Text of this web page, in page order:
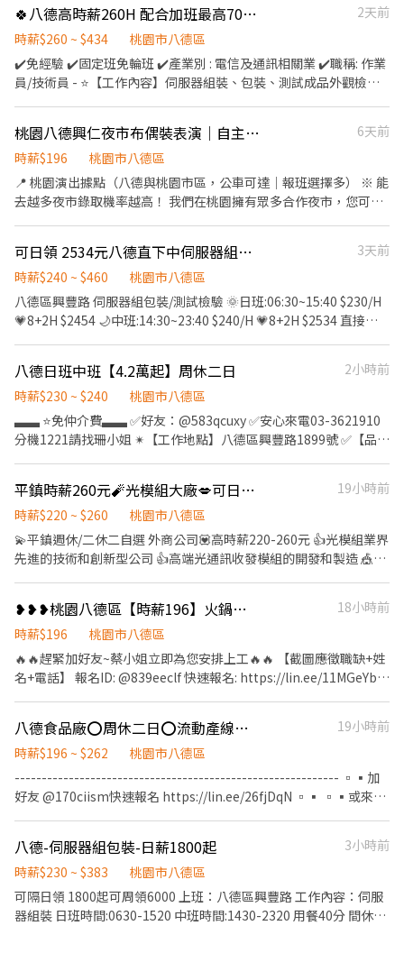
@) ➡️點擊快速✚好友： https://lin.ee/o0sJSJk ☎️預約專線：
0965-236580
🍀八德高時薪260H 配合加班最高70K以上 電子廠組包裝人員 #週休二日 #書審即可
2天前
時薪$260 ~ $434
桃園市八德區
✔️免經驗 ✔️固定班免輪班 ✔️產業別 : 電信及通訊相關業 ✔️職稱: 作業
員/技術員 - ⭐【工作內容】伺服器組裝、包裝、測試成品外觀檢驗
需配合久站 / 搬重 / 加班 (日班往後配合加班/中班往前配合加班) - ⏰
【用餐時間】:50分鐘/上、下午間休各10分鐘 供餐:購買餐卷每餐80
- ⭐【薪資架構】 【日班】 06:30-15:40 (如加班是延後加班) 時薪
230+20 整月44K起 加班費計算:平日2456 週六2920 週日3680 -
勵獎金／時 中班： 240 + 20 激勵獎金／時 激勵條件： • 當月出勤
異常少於 2 次（含） • 不足月者少於 1 次（含） 加班費： • 以日
⭐⭐須配合搬重物 最重約30公斤 ⭐⭐ -
__________________________________ 【快速應徵】 👉快速
預約找工作☞Conbiz康彼斯- 胡先生 Ivan 📞來電預約專線：02-
6604-2814 👉𝑳𝒊𝒏𝒆 𝑰𝑫：@911hcuni 👉𝑳𝒊𝒏𝒆連結 :
可預約 ※請提供：姓名/電話/應徵職缺截圖 即可立即協助應徵!
桃園八德興仁夜市布偶裝表演｜自主報班・無經驗可
6天前
時薪$196
桃園市八德區
📍 桃園演出據點（八德與桃園市區，公車可達｜報班選擇多） ※ 能
去越多夜市錄取機率越高！ 我們在桃園擁有眾多合作夜市，您可以
中壢夜市….。 其他場地時薪250元場地： ・璟都好夜市（桃園市
桃園區）｜週二、週六 ……更多場地無法列舉，請見諒。 🚇 交
通：八德與桃園市區，公車可達，下課下班順路上工。 班表上沒有
列出的夜市或場地也能報名嗎？當然可以！ 只要您有想去的夜市、
商圈或適合演出的地點，歡迎主動洽詢，我們都可以為您協調排
正能量 ・自主報班制：上班時間與地點由您決定，依每週行程、體
力狀況靈活報名，享受真正的「工作自由」。 ・新手友善機制：擔
後再開始長期排班。 ・天天有場次：週一至週日每天都有場次可報
名，多點任您挑選，想賺錢、想運動隨時都有機會。 ・邊賺錢邊健
身：適合愛活動、想瘦身的夥伴。穿著可愛布偶裝與民眾互動，成
就感滿分。 ・大方展現自我：只要您覺得可愛，跳舞、揮手、搞
驗、長期穩定合作。 ・新手試作：初次報班請註明「新人」，可先
安排 1～2 小時體驗。 ・適合對象：性格開朗、喜歡小孩、體力耐
力佳者。 ・可跨場次排班者優先（一週能配合 3 天以上尤佳）。 ・
布偶裝、道具、飲水公司全部提供，自己不用準備任何東西，也不
用先付任何費用。 ・全台皆有團隊：桃城義演團服務範圍涵蓋全台
灣。除了北北基桃，中彰雲嘉南、高屏亦有據點，歡迎各地夥伴加
入或介紹朋友！ 📝 面試怎麼進行 面試就在夜市現場，只需要配合 1
個小時，不用整場，當天就能看到實際工作的樣子，覺得合適再繼
續排班，不勉強。
可日領 2534元八德直下中伺服器組包裝-Q
3天前
時薪$240 ~ $460
桃園市八德區
八德區興豐路 伺服器組包裝/測試檢驗 🌞日班:06:30~15:40 $230/H
💗8+2H $2454 🌙中班:14:30~23:40 $240/H 💗8+2H $2534 直接中
休各10分鐘 🔺需搬重 ++要就快預約應徵++ 💍高小姐 0906553587
💎請加好友 @547bkgck 🎃https://lin.ee/gASn7Q6 🟣意者先傳截
圖及告知大名+電話 謝
八德日班中班【4.2萬起】周休二日
2小時前
時薪$230 ~ $240
桃園市八德區
▃▃ ⭐️免仲介費▃▃ ✅好友：@583qcuxy ✅安心來電03-3621910
分機1221請找珊小姐 ✴【工作地點】八德區興豐路1899號 ✅【品牌
免輪班▼▃▃▃ ✴️【日班】06:30~15:40 ✴️【薪水】$230/時 ✴️【中
班】14:30~23:40 ✴️【薪水】$240/時 ▃▃▃▼ 重點介紹 ▼▃▃▃
☑️【工作內容】：組裝、測試、包裝、流動線 ☑️【休假制度】：周
休二日 ☑️【用餐制度】：80/餐 (用餐50分鐘,上下午休息各10分鐘)
制度】：周休二日 ☑️【用餐制度】：用餐50分鐘,上下午休息各10分
鐘 ☑️【發薪制度】：次月10號發薪(可週借支/現金)
平鎮時薪260元🧨光模組大廠💋可日領1仟7🍱可立即報到🧨週休.二休二自選
19小時前
時薪$220 ~ $260
桃園市八德區
💫平鎮週休/二休二自選 外商公司💟高時薪220-260元 👍光模組業界
先進的技術和創新型公司 👍高端光通訊收發模組的開發和製造 🎪週
鐘 ✿埔心車站只要12分鐘 ✿埔心牧場14分鐘 ✿平鎮國小只要16分
鐘 📜職缺內容: ☑工作內容:機台操作/品檢 /測試 ☑工作地點:桃園市
平鎮區工業十路(平鎮工業區) ☑休息時間: 周休用餐45分鐘/上下午
各休15分 二休二用餐60分鐘/休息時間共60分鐘 ☑用餐規定:用餐自
內容:(含津貼) ★周休日班時薪$220,領約【3萬8】,配合加班領約【5
萬】 ★周休夜班時薪$250,領約【4萬4】,配合加班領約【5萬8】 ★
二夜班時薪$260,領約【4萬】,配合加班領約【6萬】 🚀找工作找艾
比94快 ☎️ 瞭解職缺及應徵方式 ➜洽詢專線:0905-909-880 ➜:
@ufx3668p 張艾比 ♬♬傳送門直接點選加賴🤳
https://lin.ee/0ncdw8S
❥❥❥桃園八德區【時薪196】火鍋料大廠-誠徵包裝員-週休二日-可週領
18小時前
時薪$196
桃園市八德區
🔥🔥趕緊加好友~蔡小姐立即為您安排上工🔥🔥 【截圖應徵職缺+姓
名+電話】 報名ID: @839eeclf 快速報名: https://lin.ee/11MGeYb -
單狀況至02.27) 名額只有10位，補滿就沒囉!!!! 有興趣趕緊詢問喔~
✔ 這項職務，您可能會想知道的 ❤️上班時間：08：00-17：00、用
湳水上樂園） ❤️工作內容：食品填充（流線）、包裝、貼標、裝箱
八德食品廠⭕周休二日⭕流動產線✅短期✅低溫作業-桂FF
19小時前
時薪$196 ~ $262
桃園市八德區
------------------------------------------------------------ ▫️▪️加
好友 @170ciism快速報名 https://lin.ee/26fjDqN ▫️▪️ ▫️▪️或來電
▫️▪️ ▫️▪️❌求職免收費❌絕無詐騙┃⭕️免費諮詢⭕️安心上工▫️▪️ ---
--------------------------------------------------------- 📍工作內容
食品填充(流線)、包裝、貼標、裝箱、搬運、棧板堆疊 📍工作時間
日班:08:00-17:00 加班:17:00-19:00 用餐:12:00-13:00 間休:每工作
八德-伺服器組包裝-日薪1800起
3小時前
時薪$230 ~ $383
桃園市八德區
可隔日領 1800起可周領6000 上班：八德區興豐路 工作內容：伺服
器組裝 日班時間:0630-1520 中班時間:1430-2320 用餐40分 間休10